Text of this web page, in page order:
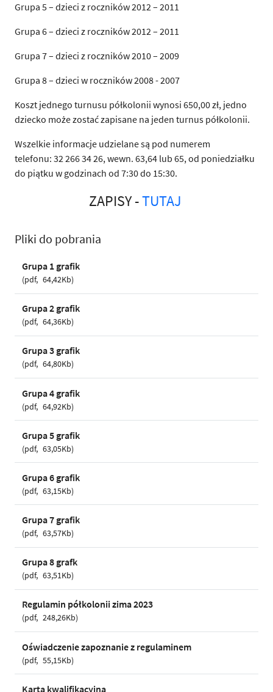
Grupa 5 – dzieci z roczników 2012 – 2011
Grupa 6 – dzieci z roczników 2012 – 2011
Grupa 7 – dzieci z roczników 2010 – 2009
Grupa 8 – dzieci w roczników 2008 - 2007
Koszt jednego turnusu półkolonii wynosi 650,00 zł, jedno
dziecko może zostać zapisane na jeden turnus półkolonii.
Wszelkie informacje udzielane są pod numerem
telefonu: 32 266 34 26, wewn. 63,64 lub 65, od poniedziałku
do piątku w godzinach od 7:30 do 15:30.
ZAPISY -TUTAJ
Pliki do pobrania
Grupa 1 grafik
pdf 64,42Kb
Grupa 2 grafik
pdf 64,36Kb
Grupa 3 grafik
pdf 64,80Kb
Grupa 4 grafik
pdf 64,92Kb
Grupa 5 grafik
pdf 63,05Kb
Grupa 6 grafik
pdf 63,15Kb
Grupa 7 grafik
pdf 63,57Kb
Grupa 8 grafk
pdf 63,51Kb
Regulamin półkolonii zima 2023
pdf 248,26Kb
Oświadczenie zapoznanie z regulaminem
pdf 55,15Kb
Karta kwalifikacyjna